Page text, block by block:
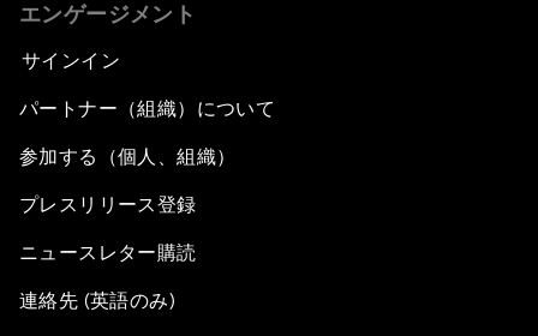
エンゲージメント
サインイン
パートナー（組織）について
参加する（個人、組織）
プレスリリース登録
ニュースレター購読
連絡先 (英語のみ)